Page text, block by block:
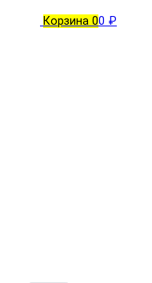
Корзина 00 ₽